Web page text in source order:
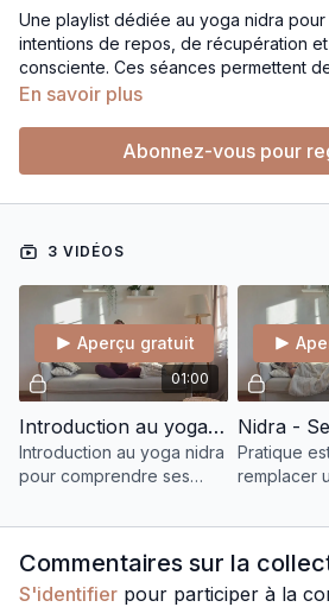
Une playlist dédiée au yoga nidra
intentions de repos, de récupération
consciente. Ces séances permettent
physiques et mentales, soutenir le
journée ou recentrage.
En savoir plus
Abonnez-vous pour
3 VIDÉOS
01:00
Aperçu gratuit
Introduction au yoga nidra
Introduction au yoga nidra
pour comprendre ses
savoir comment l’utiliser
Pratique
remplacer
journée.
Commentaires sur la
S'identifier pour participer à la